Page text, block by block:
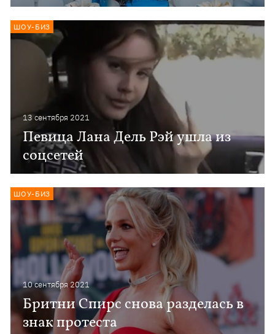
13 сентября 2021
Певица Лана Дель Рэй ушла из
соцсетей
ШОУ-БИЗ
10 сентября 2021
Бритни Спирс снова разделась в
знак протеста
ШОУ-БИЗ